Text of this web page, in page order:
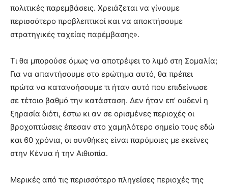
πολιτικές παρεμβάσεις. Χρειάζεται να γίνουμε
περισσότερο προβλεπτικοί και να αποκτήσουμε
στρατηγικές ταχείας παρέμβασης».
Τι θα μπορούσε όμως να αποτρέψει το λιμό στη Σομαλία;
Για να απαντήσουμε στο ερώτημα αυτό, θα πρέπει
πρώτα να κατανοήσουμε τι ήταν αυτό που επιδείνωσε
σε τέτοιο βαθμό την κατάσταση. Δεν ήταν επ’ ουδενί η
ξηρασία διότι, έστω κι αν σε ορισμένες περιοχές οι
βροχοπτώσεις έπεσαν στο χαμηλότερο σημείο τους εδώ
και 60 χρόνια, οι συνθήκες είναι παρόμοιες με εκείνες
στην Κένυα ή την Αιθιοπία.
Μερικές από τις περισσότερο πληγείσες περιοχές της